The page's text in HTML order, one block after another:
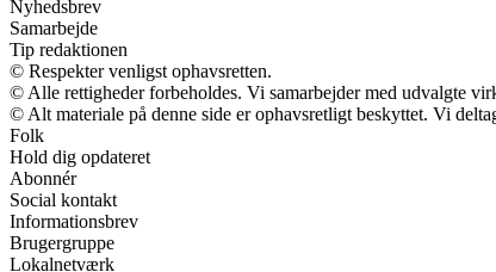
Nyhedsbrev
Samarbejde
Tip redaktionen
© Respekter venligst ophavsretten.
© Alle rettigheder forbeholdes. Vi samarbejder med udvalgte
© Alt materiale på denne side er ophavsretligt beskyttet. Vi
Folk
Hold dig opdateret
Abonnér
Social kontakt
Informationsbrev
Brugergruppe
Lokalnetværk